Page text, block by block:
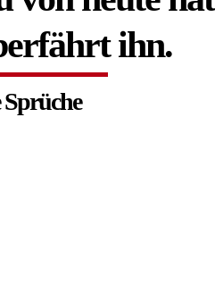
ihn.